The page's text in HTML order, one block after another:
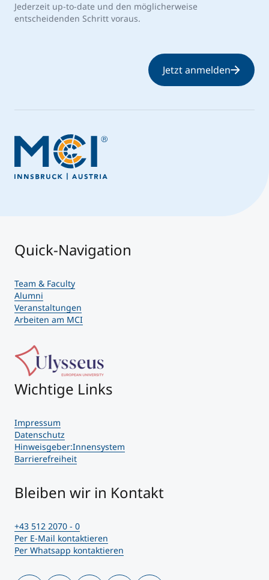
Jederzeit up-to-date und den möglicherweise
entscheidenden Schritt voraus.
Jetzt anmelden
Quick-Navigation
Team & Faculty
Alumni
Veranstaltungen
Arbeiten am MCI
Wichtige Links
Impressum
Datenschutz
Hinweisgeber:Innensystem
Barrierefreiheit
Bleiben wir in Kontakt
+43 512 2070 - 0
Per E-Mail kontaktieren
Per Whatsapp kontaktieren